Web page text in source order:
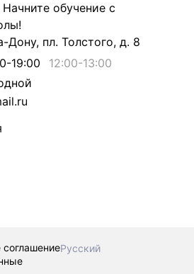
обучение с
Дону, пл. Толстого, д. 8
19:00 12:00-13:00
соглашениеРусский